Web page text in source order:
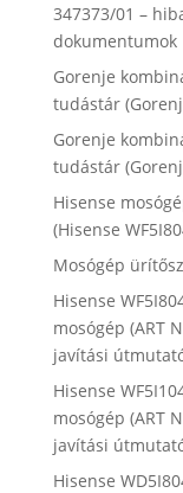
347373/01 –
dokumentumok
Gorenje
tudástár
Gorenje
tudástár
Hisense
(Hisense
Mosógép
Hisense
mosógép (ART
javítási
Hisense
mosógép (ART
javítási
Hisense